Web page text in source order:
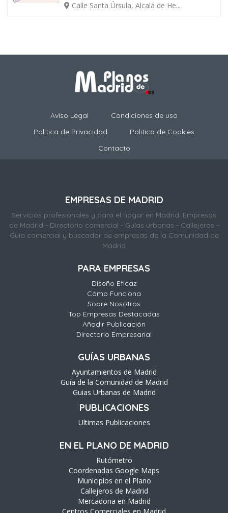
Calle Santa Úrsula, Alcalá de He...
Aviso Legal
Condiciones de uso
Política de Privacidad
Politica de Cookies
Contacto
EMPRESAS DE MADRID
Servicios profesionales y para el hogar en Madrid. Empresas
de Madrid - Directorio comercial - Guías urbanas - Callejeros -
Guía comercial y buscador de empresas de la Comunidad de
Madrid
PARA EMPRESAS
Diseño Eficaz
Cómo Funciona
Sobre Nosotros
Top Empresas Destacadas
Añadir Publicación
Directorio Empresarial
GUÍAS URBANAS
Ayuntamientos de Madrid
Guía de la Comunidad de Madrid
Guias Urbanas de Madrid
PUBLICACIONES
Ultimas Publicaciones
EN EL PLANO DE MADRID
Rutómetro
Coordenadas Google Maps
Municipios en el Plano
Callejeros de Madrid
Mercadona en Madrid